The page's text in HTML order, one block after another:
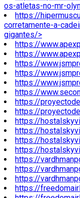
os-atletas-no-mr-
https://
corretamente-a-
gigantes/>
https://
https://
https://
https://
https://
https://
https://
https://
https://
https://
https://
https://
https://
https://
https://
https://